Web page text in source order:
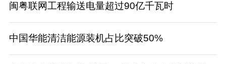
闽粤联网工程输送电量超过90亿千瓦时
中国华能清洁能源装机占比突破50%